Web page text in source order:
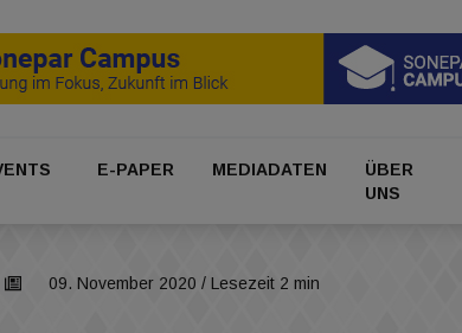
E-PAPER MEDIADATEN
ÜBER
UNS
09. November 2020 / Lesezeit 2 min